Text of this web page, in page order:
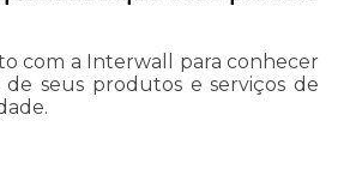
com a Interwall para conhecer
seus produtos e serviços de